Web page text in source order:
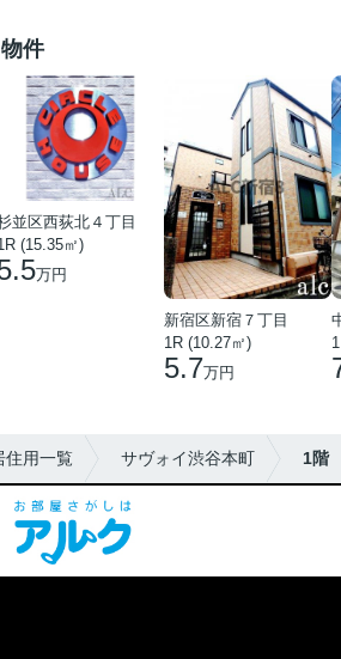
件
並区西荻北４丁目
(15.35㎡)
万円
新宿区新宿７丁目
1R (10.27㎡)
5.7万円
住用一覧 サヴォイ渋谷本町 1階